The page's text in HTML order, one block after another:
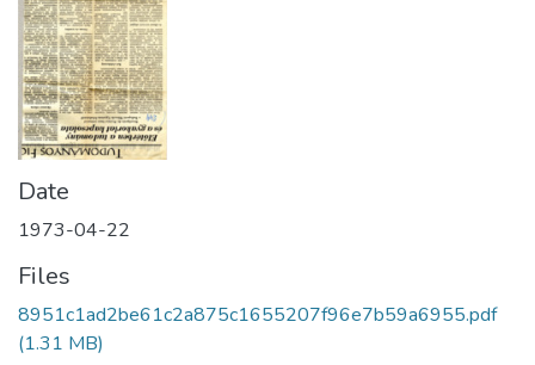
Date
1973-04-22
Files
8951c1ad2be61c2a875c1655207f96e7b59a6955.pdf
(1.31 MB)